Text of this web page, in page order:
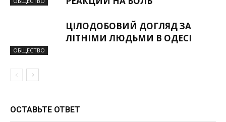
ОБЩЕСТВО
ЦІЛОДОБОВИЙ ДОГЛЯД ЗА
ЛІТНІМИ ЛЮДЬМИ В ОДЕСІ
ОСТАВЬТЕ ОТВЕТ